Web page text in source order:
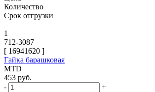
Количество
Срок отгрузки
1
712-3087
[ 16941620 ]
Гайка барашковая
MTD
453 руб.
-
+